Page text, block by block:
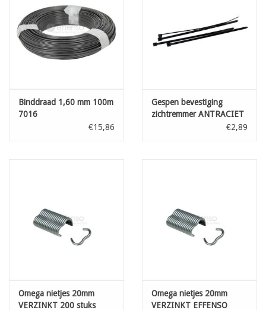
boomschors
Binddraad 1,60 mm 100m
7016
€15,86
Gespen bevestiging
zichtremmer ANTRACIET
€2,89
Omega nietjes 20mm
VERZINKT 200 stuks
Omega nietjes 20mm
VERZINKT EFFENSO